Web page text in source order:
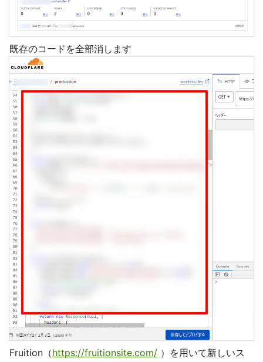
既存のコードを全部消します
Fruition（https://fruitionsite.com/ ）を用いて新しいス